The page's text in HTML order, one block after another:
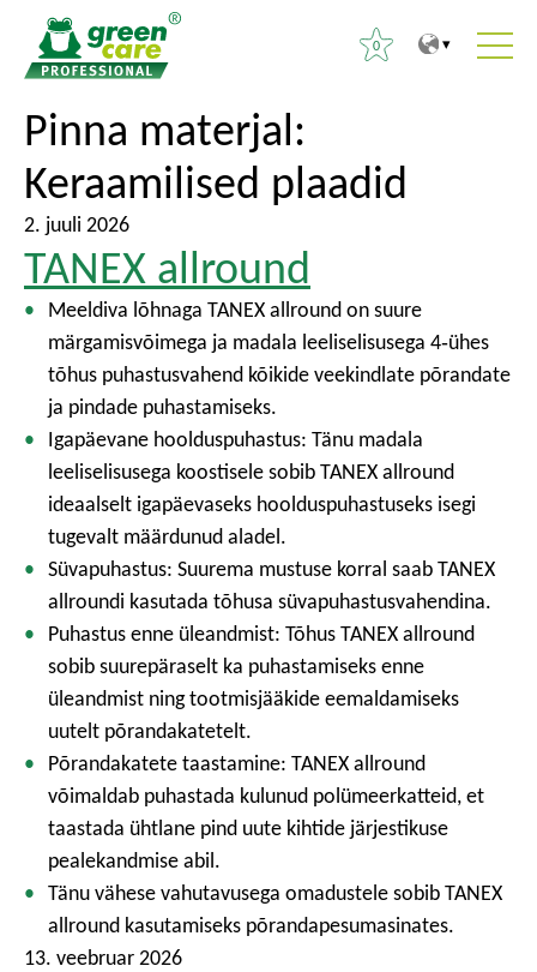
0
O
t
s
i
:
Pinna materjal:
Keraamilised plaadid
2. juuli 2026
TANEX allround
Meeldiva lõhnaga TANEX allround on suure
märgamisvõimega ja madala leeliselisusega 4‑ühes
tõhus puhastusvahend kõikide veekindlate põrandate
ja pindade puhastamiseks.
Igapäevane hoolduspuhastus: Tänu madala
leeliselisusega koostisele sobib TANEX allround
ideaalselt igapäevaseks hoolduspuhastuseks isegi
tugevalt määrdunud aladel.
Süvapuhastus: Suurema mustuse korral saab TANEX
allroundi kasutada tõhusa süvapuhastusvahendina.
Puhastus enne üleandmist: Tõhus TANEX allround
sobib suurepäraselt ka puhastamiseks enne
üleandmist ning tootmisjääkide eemaldamiseks
uutelt põrandakatetelt.
Põrandakatete taastamine: TANEX allround
võimaldab puhastada kulunud polümeerkatteid, et
taastada ühtlane pind uute kihtide järjestikuse
pealekandmise abil.
Tänu vähese vahutavusega omadustele sobib TANEX
allround kasutamiseks põrandapesumasinates.
13. veebruar 2026